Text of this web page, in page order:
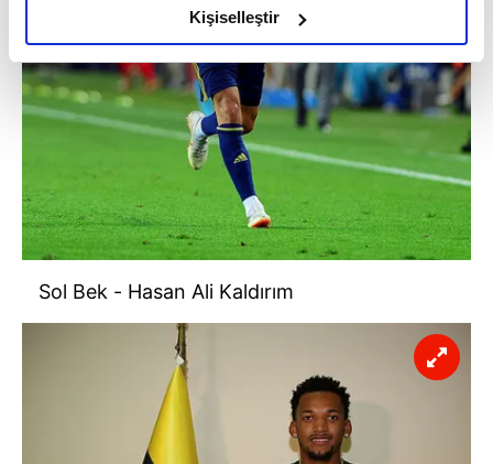
olduğunu ve sizlere en iyi içerikleri sunabilmek adına
elimizden gelen çabayı gösterdiğimizi ve bu noktada,
reklamların maliyetlerimizi karşılamak noktasında tek gelir
kalemimiz olduğunu sizlere hatırlatmak isteriz.
Her halükârda, kullanıcılar, bu çerezlere izin vermedikleri
takdirde, kullanıcılara hedefli reklamlar
gösterilmeyecektir."
Sizlere daha iyi bir hizmet sunabilmek için İnternet
Sitemizde kendimize ve üçüncü kişilere ait çerezler
kullanılmaktadır. Bu çerezler vasıtasıyla çeşitli kişisel
verileriniz işlenmekte olup gerekli olan çerezler bilgi
toplumu hizmetlerinin sunulması amacıyla
kullanılmaktadır. Diğer çerezler, sitemizin daha işlevsel
kılınması ve kişiselleştirilmesi ve sizlere yönelik
reklam/pazarlama faaliyetlerinin yapılması, amaçlarıyla
Kişiselleştir
Sol Bek - Hasan Ali Kaldırım